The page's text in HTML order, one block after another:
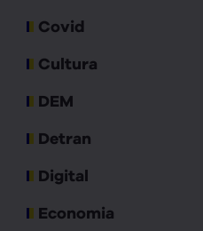
Covid
Cultura
DEM
Detran
Digital
Economia